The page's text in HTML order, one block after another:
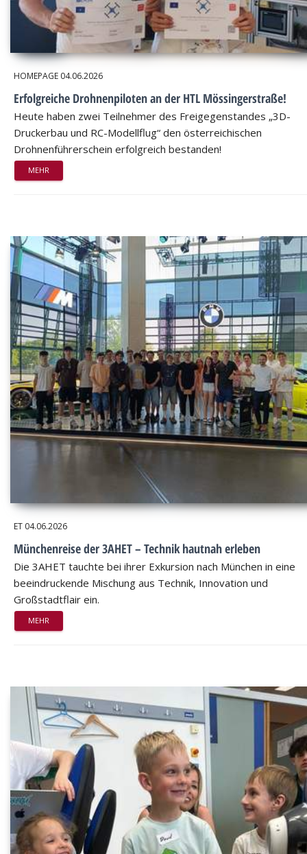
HOMEPAGE 04.06.2026
Erfolgreiche Drohnenpiloten an der HTL Mössingerstraße!
Heute haben zwei Teilnehmer des Freigegenstandes „3D-
Druckerbau und RC-Modellflug“ den österreichischen
Drohnenführerschein erfolgreich bestanden!
MEHR
ET 04.06.2026
Münchenreise der 3AHET – Technik hautnah erleben
Die 3AHET tauchte bei ihrer Exkursion nach München in eine
beeindruckende Mischung aus Technik, Innovation und
Großstadtflair ein.
MEHR